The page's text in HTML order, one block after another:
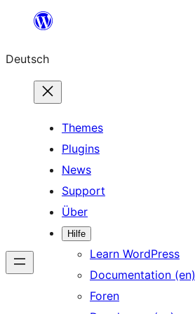
springen
Deutsch
Themes
Plugins
News
Support
Über
Hilfe
Learn WordPress
Documentation (en)
Foren